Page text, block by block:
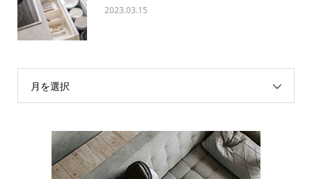
2023.03.15
月を選択